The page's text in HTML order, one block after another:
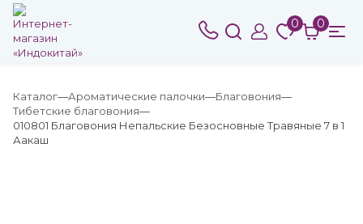
0 0
Каталог Ароматические палочки
Благовония
Тибетские благовония
010801 Благовония Непальские Безосновные Травяные 7 в 1
Аакаш